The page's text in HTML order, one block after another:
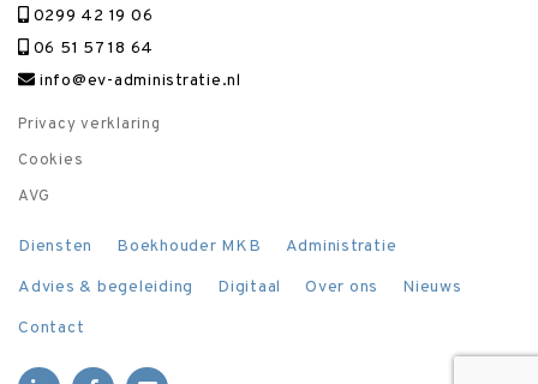
0299 42 19 06
06 51 57 18 64
info@ev-administratie.nl
Privacy verklaring
Cookies
AVG
Diensten Boekhouder MKB
Administratie
Advies & begeleiding
Digitaal Over ons
Nieuws
Contact